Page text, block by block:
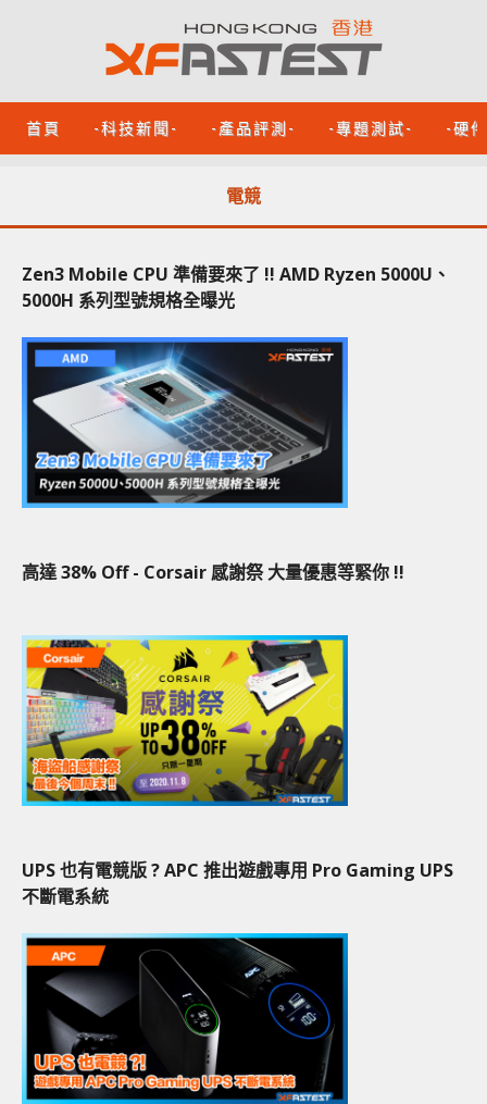
首頁 -科技新聞- -產品評測- -專題測試- -硬
電競
Zen3 Mobile CPU 準備要來了 !! AMD Ryzen 5000U、
5000H 系列型號規格全曝光
高達 38% Off - Corsair 感謝祭 大量優惠等緊你 !!
UPS 也有電競版 ? APC 推出遊戲專用 Pro Gaming UPS
不斷電系統